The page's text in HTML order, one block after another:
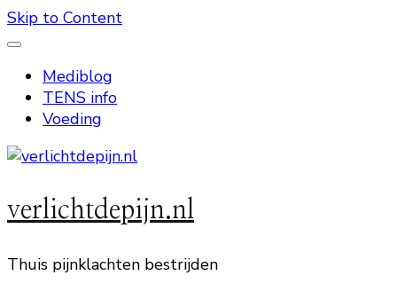
Skip to Content
Mediblog
TENS info
Voeding
verlichtdepijn.nl
Thuis pijnklachten bestrijden